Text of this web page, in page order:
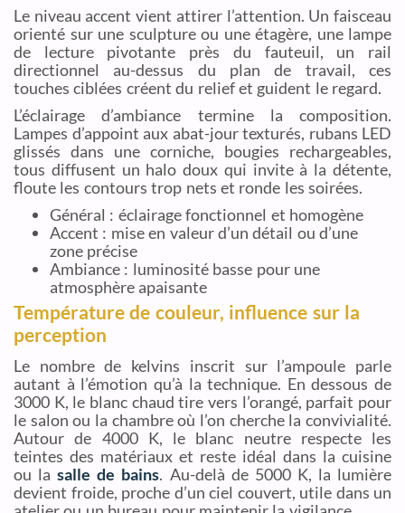
Le niveau accent vient attirer l’attention. Un faisceau
orienté sur une sculpture ou une étagère, une lampe
de lecture pivotante près du fauteuil, un rail
directionnel au-dessus du plan de travail, ces
touches ciblées créent du relief et guident le regard.
L’éclairage d’ambiance termine la composition.
Lampes d’appoint aux abat-jour texturés, rubans LED
glissés dans une corniche, bougies rechargeables,
tous diffusent un halo doux qui invite à la détente,
floute les contours trop nets et ronde les soirées.
Général : éclairage fonctionnel et homogène
Accent : mise en valeur d’un détail ou d’une
zone précise
Ambiance : luminosité basse pour une
atmosphère apaisante
Température de couleur, influence sur la
perception
Le nombre de kelvins inscrit sur l’ampoule parle
autant à l’émotion qu’à la technique. En dessous de
3000 K, le blanc chaud tire vers l’orangé, parfait pour
le salon ou la chambre où l’on cherche la convivialité.
Autour de 4000 K, le blanc neutre respecte les
teintes des matériaux et reste idéal dans la cuisine
ou lasalle de bains. Au-delà de 5000 K, la lumière
devient froide, proche d’un ciel couvert, utile dans un